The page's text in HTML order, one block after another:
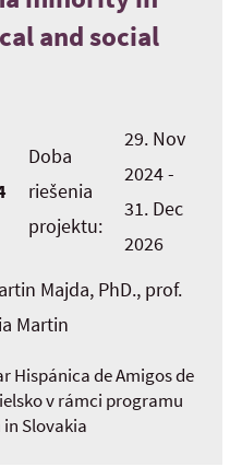
and social
Doba
riešenia
projektu:
29. Nov
2024 -
31. Dec
2026
Majda, PhD., prof.
Martin
Hispánica de Amigos de
v rámci programu
Slovakia